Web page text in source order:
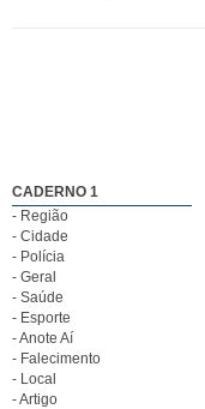
CADERNO 1
- Região
- Cidade
- Polícia
- Geral
- Saúde
- Esporte
- Anote Aí
- Falecimento
- Local
- Artigo